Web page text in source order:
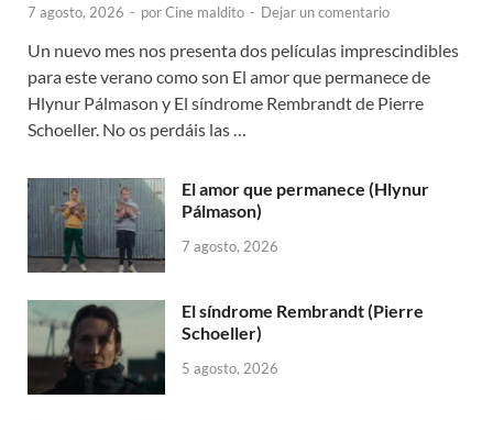
7 agosto, 2026 - porCine maldito - Dejar un comentario
Un nuevo mes nos presenta dos películas imprescindibles
para este verano como son El amor que permanece de
Hlynur Pálmason y El síndrome Rembrandt de Pierre
Schoeller. No os perdáis las …
El amor que permanece (Hlynur
Pálmason)
7 agosto, 2026
El síndrome Rembrandt (Pierre
Schoeller)
5 agosto, 2026